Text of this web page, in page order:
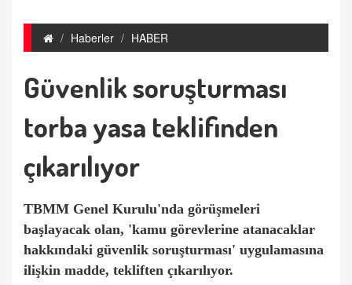
Haberler HABER
Güvenlik soruşturması
torba yasa teklifinden
çıkarılıyor
TBMM Genel Kurulu'nda görüşmeleri
başlayacak olan, 'kamu görevlerine atanacaklar
hakkındaki güvenlik soruşturması' uygulamasına
ilişkin madde, tekliften çıkarılıyor.